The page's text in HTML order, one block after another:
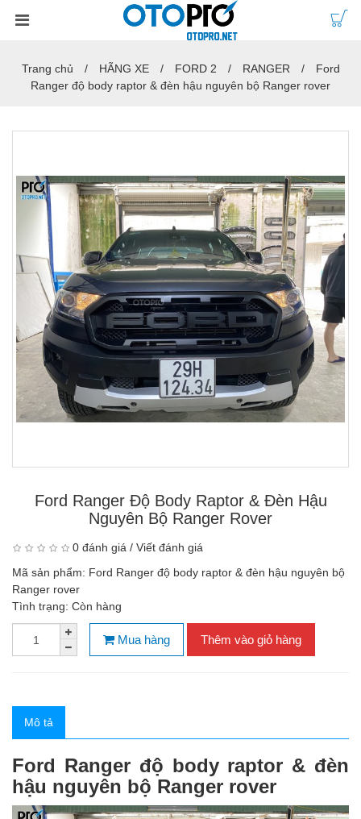
Trang chủ HÃNG XE FORD 2 RANGER
Ford
Ranger độ body raptor & đèn hậu nguyên bộ Ranger rover
Ford Ranger Độ Body Raptor & Đèn Hậu
Nguyên Bộ Ranger Rover
0 đánh giá / Viết đánh giá
Mã sản phẩm: Ford Ranger độ body raptor & đèn hậu nguyên bộ
Ranger rover
Tình trạng: Còn hàng
Mua hàng Thêm vào giỏ hàng
Mô tả
Ford Ranger độ body raptor & đèn
hậu nguyên bộ Ranger rover